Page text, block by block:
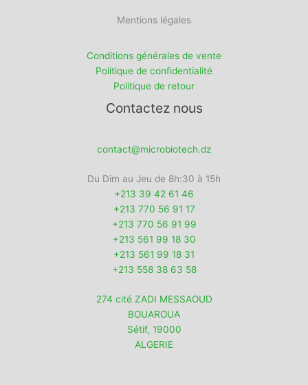
Mentions légales
Conditions générales de vente
Politique de confidentialité
Politique de retour
Contactez nous
contact@microbiotech.dz
Du Dim au Jeu de 8h:30 à 15h
+213 39 42 61 46
+213 770 56 91 17
+213 770 56 91 99
+213 561 99 18 30
+213 561 99 18 31
+213 558 38 63 58
274 cité ZADI MESSAOUD
BOUAROUA
Sétif, 19000
ALGERIE